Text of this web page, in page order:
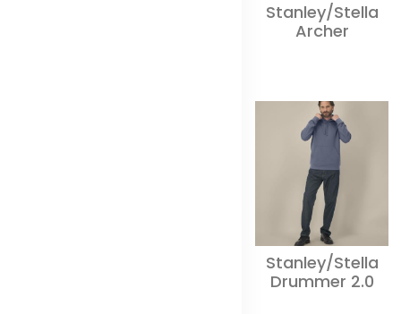
Stanley/Stella
Archer
Stanley/Stella
Drummer 2.0